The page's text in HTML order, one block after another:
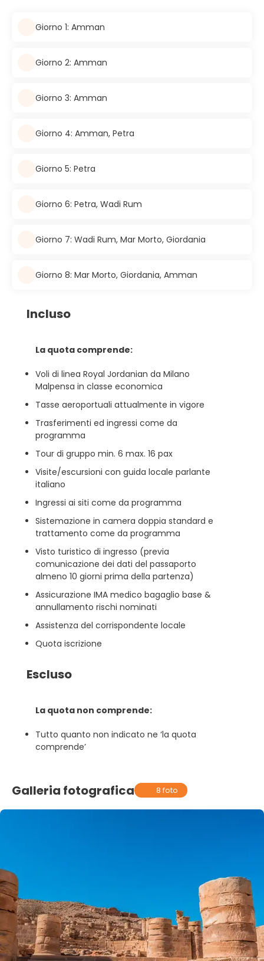
Giorno 1: Amman
Giorno 2: Amman
Giorno 3: Amman
Giorno 4: Amman, Petra
Giorno 5: Petra
Giorno 6: Petra, Wadi Rum
Giorno 7: Wadi Rum, Mar Morto, Giordania
Giorno 8: Mar Morto, Giordania, Amman
Incluso
La quota comprende:
Voli di linea Royal Jordanian da Milano
Malpensa in classe economica
Tasse aeroportuali attualmente in vigore
Trasferimenti ed ingressi come da
programma
Tour di gruppo min. 6 max. 16 pax
Visite/escursioni con guida locale parlante
italiano
Ingressi ai siti come da programma
Sistemazione in camera doppia standard e
trattamento come da programma
Visto turistico di ingresso (previa
comunicazione dei dati del passaporto
almeno 10 giorni prima della partenza)
Assicurazione IMA medico bagaglio base &
annullamento rischi nominati
Assistenza del corrispondente locale
Quota iscrizione
Escluso
La quota non comprende:
Tutto quanto non indicato ne ‘la quota
comprende’
Galleria fotografica 8 foto